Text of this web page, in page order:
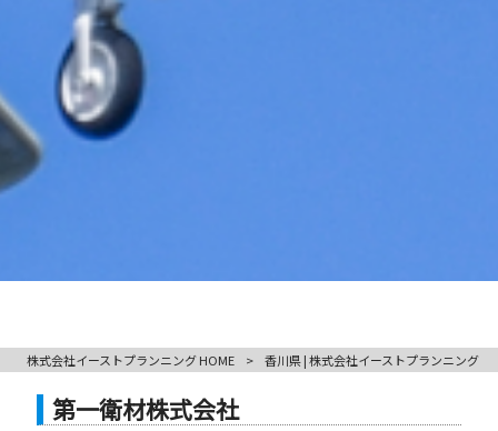
株式会社イーストプランニング HOME > 香川県 | 株式会社イーストプランニング
第一衛材株式会社